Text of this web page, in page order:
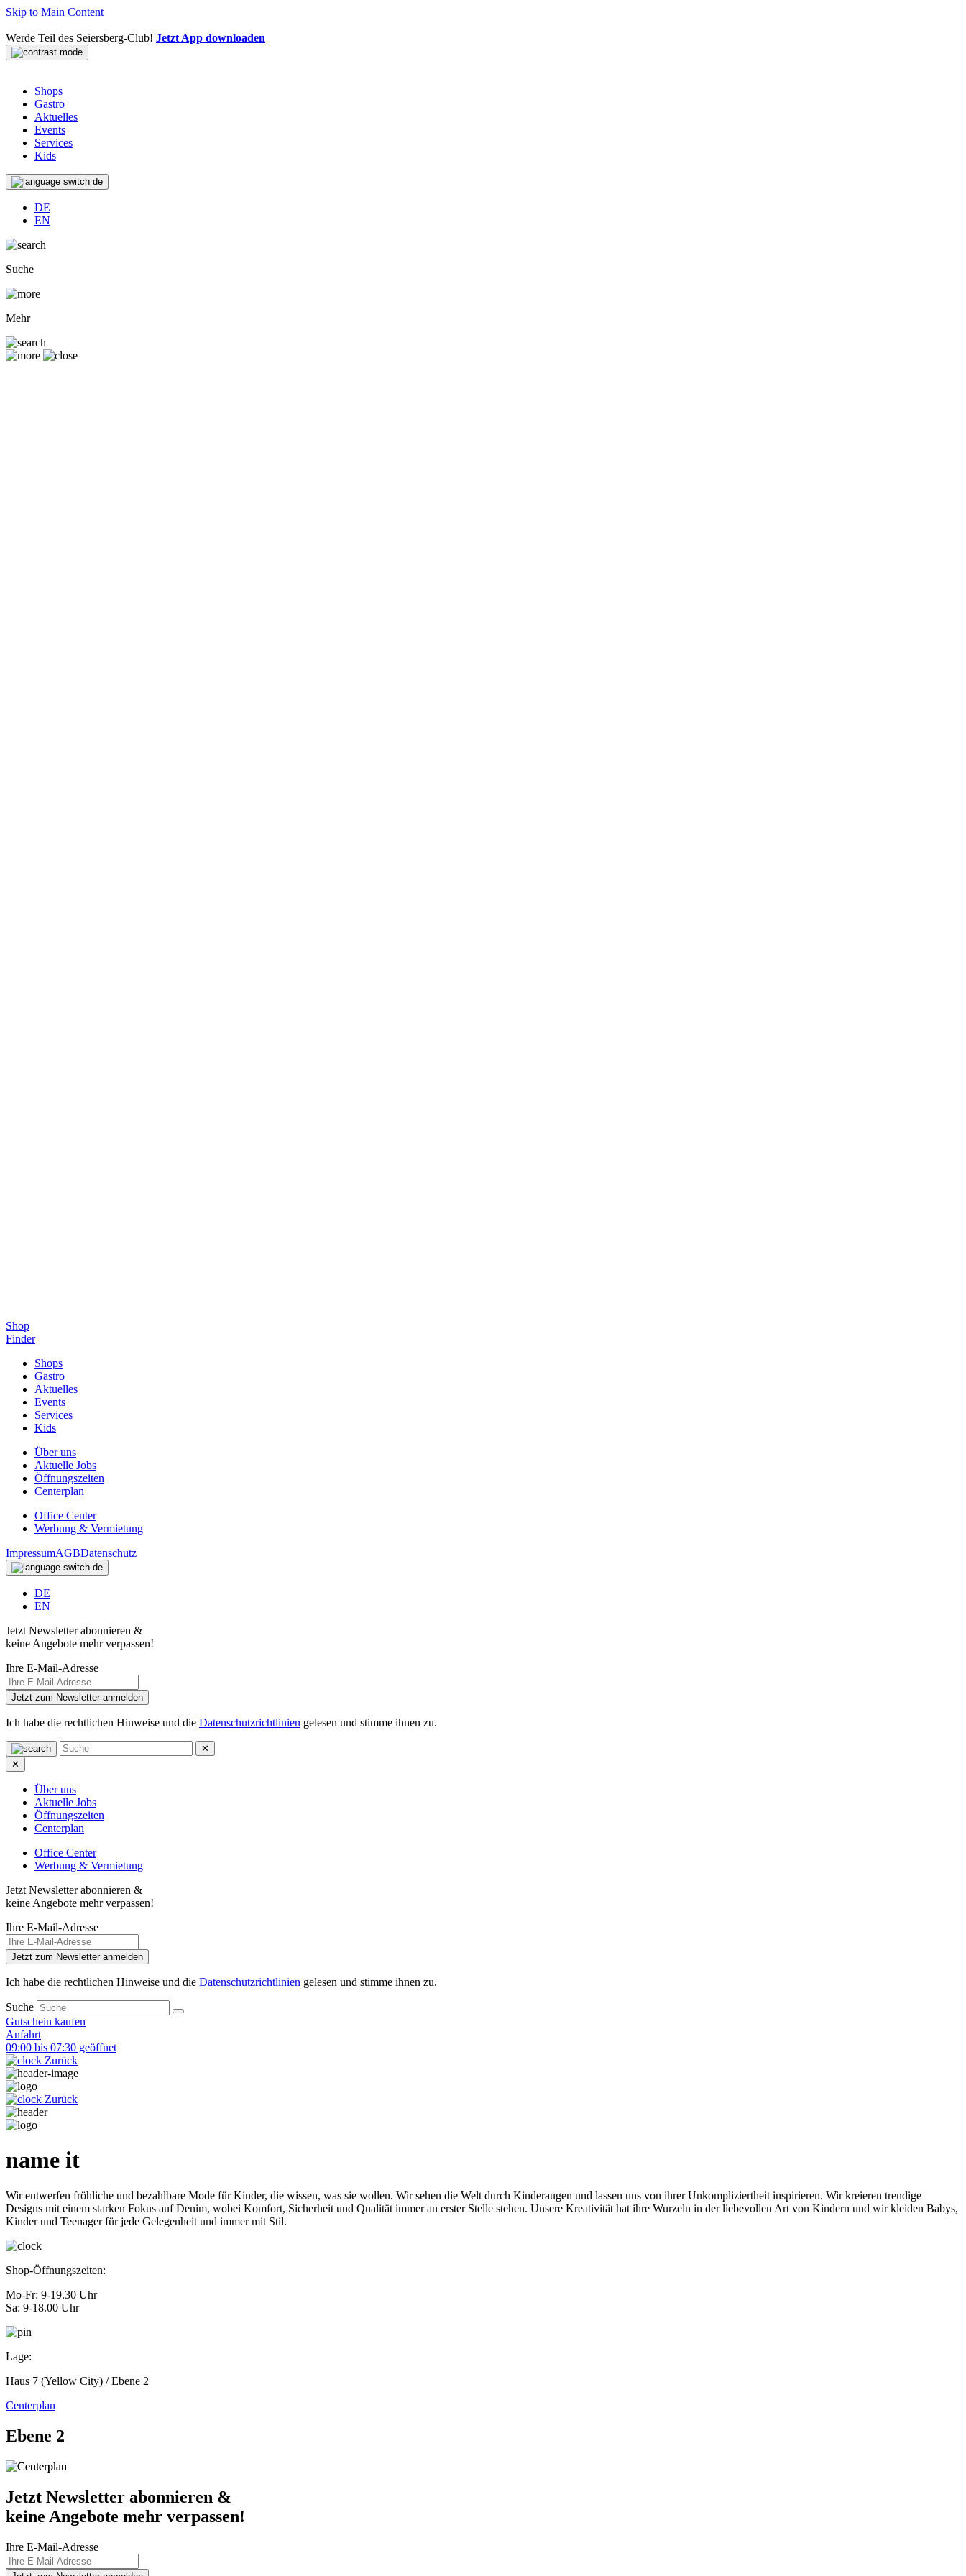
Skip to Main Content
Werde Teil des Seiersberg-Club! Jetzt App downloaden
Shops
Gastro
Aktuelles
Events
Services
Kids
de
DE
EN
Suche
Mehr
Shop
Finder
Shops
Gastro
Aktuelles
Events
Services
Kids
Über uns
Aktuelle Jobs
Öffnungszeiten
Centerplan
Office Center
Werbung & Vermietung
ImpressumAGBDatenschutz
de
DE
EN
Jetzt Newsletter abonnieren &
keine Angebote mehr verpassen!
Ihre E-Mail-Adresse
Jetzt zum Newsletter anmelden
Ich habe die rechtlichen Hinweise und die Datenschutzrichtlinien gelesen und stimme ihnen zu.
✕
✕
Über uns
Aktuelle Jobs
Öffnungszeiten
Centerplan
Office Center
Werbung & Vermietung
Jetzt Newsletter abonnieren &
keine Angebote mehr verpassen!
Ihre E-Mail-Adresse
Jetzt zum Newsletter anmelden
Ich habe die rechtlichen Hinweise und die Datenschutzrichtlinien gelesen und stimme ihnen zu.
Suche
Gutschein kaufen
Anfahrt
09:00 bis 07:30 geöffnet
Zurück
Zurück
name it
Wir entwerfen fröhliche und bezahlbare Mode für Kinder, die wissen, was sie wollen. Wir sehen die Welt durch Kinderaugen und lassen uns von ihrer Unkompliziertheit inspirieren. Wir kreieren trendige
Designs mit einem starken Fokus auf Denim, wobei Komfort, Sicherheit und Qualität immer an erster Stelle stehen. Unsere Kreativität hat ihre Wurzeln in der liebevollen Art von Kindern und wir kleiden Babys,
Kinder und Teenager für jede Gelegenheit und immer mit Stil.
Shop-Öffnungszeiten:
Mo-Fr: 9-19.30 Uhr
Sa: 9-18.00 Uhr
Lage:
Haus 7 (Yellow City) / Ebene 2
Centerplan
Ebene 2
Jetzt Newsletter abonnieren &
keine Angebote mehr verpassen!
Ihre E-Mail-Adresse